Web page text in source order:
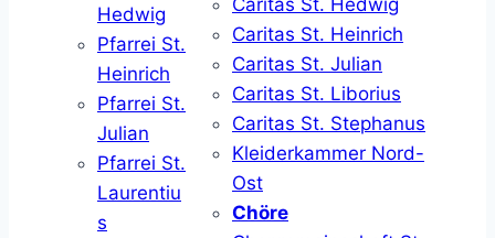
Hedwig
Pfarrei St.
Heinrich
Pfarrei St.
Julian
Pfarrei St.
Laurentiu
s
Caritas St. Hedwig
Caritas St. Heinrich
Caritas St. Julian
Caritas St. Liborius
Caritas St. Stephanus
Kleiderkammer Nord-
Ost
Chöre